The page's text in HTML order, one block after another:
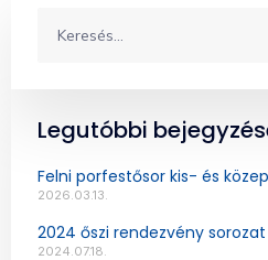
Legutóbbi
Felni porfestősor kis- és
2026.03.13.
2024 őszi rendezvény sorozat
2024.07.18.